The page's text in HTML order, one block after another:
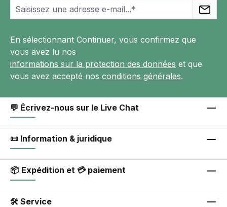
En sélectionnant Continuer, vous confirmez que
vous avez lu nos
informations sur la protection des données et que
vous avez accepté nos conditions générales.
💬 Écrivez-nous sur le Live Chat
📜 Information & juridique
📦 Expédition et 💳 paiement
🛠 Service